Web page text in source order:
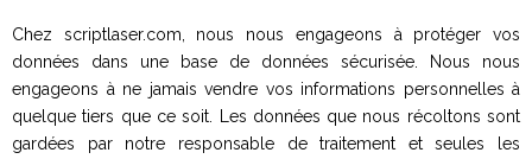
Chez scriptlaser.com, nous nous engageons à protéger vos
données dans une base de données sécurisée. Nous nous
engageons à ne jamais vendre vos informations personnelles à
quelque tiers que ce soit. Les données que nous récoltons sont
gardées par notre responsable de traitement et seules les